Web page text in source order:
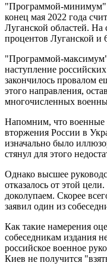
"Программой-минимум"
конец мая 2022 года
Луганской областей. На
процентов Луганской и
"Программой-максимум"
наступление
закончилось провалом
этого направления,
многочисленных
Напомним, что военные
вторжения России в
изначально было
стянул для этого
Однако высшее
отказалось от этой
доколупаем. Скорее
заявил один из
Как такие намерения
собеседникам издания
российское военное
Киев не получится